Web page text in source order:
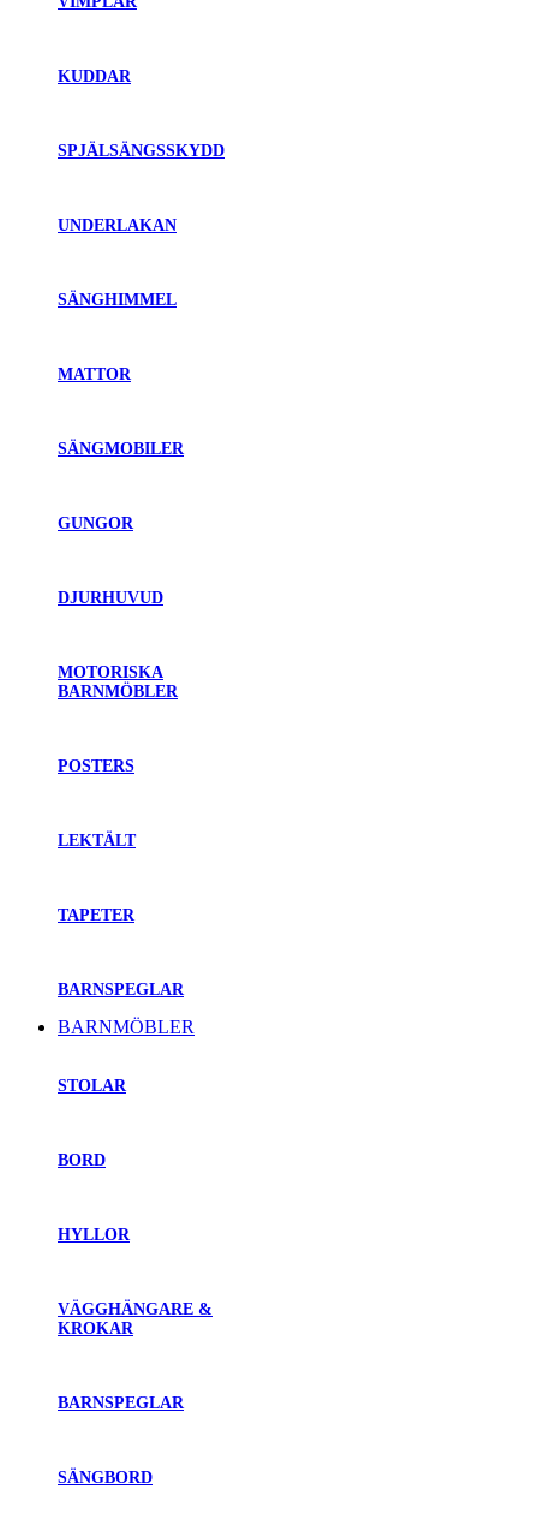
KUDDAR
SPJÄLSÄNGSSKYDD
UNDERLAKAN
SÄNGHIMMEL
MATTOR
SÄNGMOBILER
GUNGOR
DJURHUVUD
MOTORISKA
BARNMÖBLER
POSTERS
LEKTÄLT
TAPETER
BARNSPEGLAR
BARNMÖBLER
STOLAR
BORD
HYLLOR
VÄGGHÄNGARE &
KROKAR
BARNSPEGLAR
SÄNGBORD